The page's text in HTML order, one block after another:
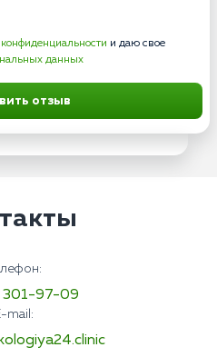
конфиденциальности и даю свое
данных
отзыв
301-97-09
mail: